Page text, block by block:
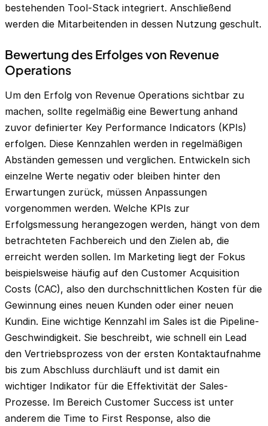
bestehenden Tool-Stack integriert. Anschließend
werden die Mitarbeitenden in dessen Nutzung geschult.
Bewertung des Erfolges von Revenue
Operations
Um den Erfolg von Revenue Operations sichtbar zu
machen, sollte regelmäßig eine Bewertung anhand
zuvor definierter Key Performance Indicators (KPIs)
erfolgen. Diese Kennzahlen werden in regelmäßigen
Abständen gemessen und verglichen. Entwickeln sich
einzelne Werte negativ oder bleiben hinter den
Erwartungen zurück, müssen Anpassungen
vorgenommen werden. Welche KPIs zur
Erfolgsmessung herangezogen werden, hängt von dem
betrachteten Fachbereich und den Zielen ab, die
erreicht werden sollen. Im Marketing liegt der Fokus
beispielsweise häufig auf den Customer Acquisition
Costs (CAC), also den durchschnittlichen Kosten für die
Gewinnung eines neuen Kunden oder einer neuen
Kundin. Eine wichtige Kennzahl im Sales ist die Pipeline-
Geschwindigkeit. Sie beschreibt, wie schnell ein Lead
den Vertriebsprozess von der ersten Kontaktaufnahme
bis zum Abschluss durchläuft und ist damit ein
wichtiger Indikator für die Effektivität der Sales-
Prozesse. Im Bereich Customer Success ist unter
anderem die Time to First Response, also die